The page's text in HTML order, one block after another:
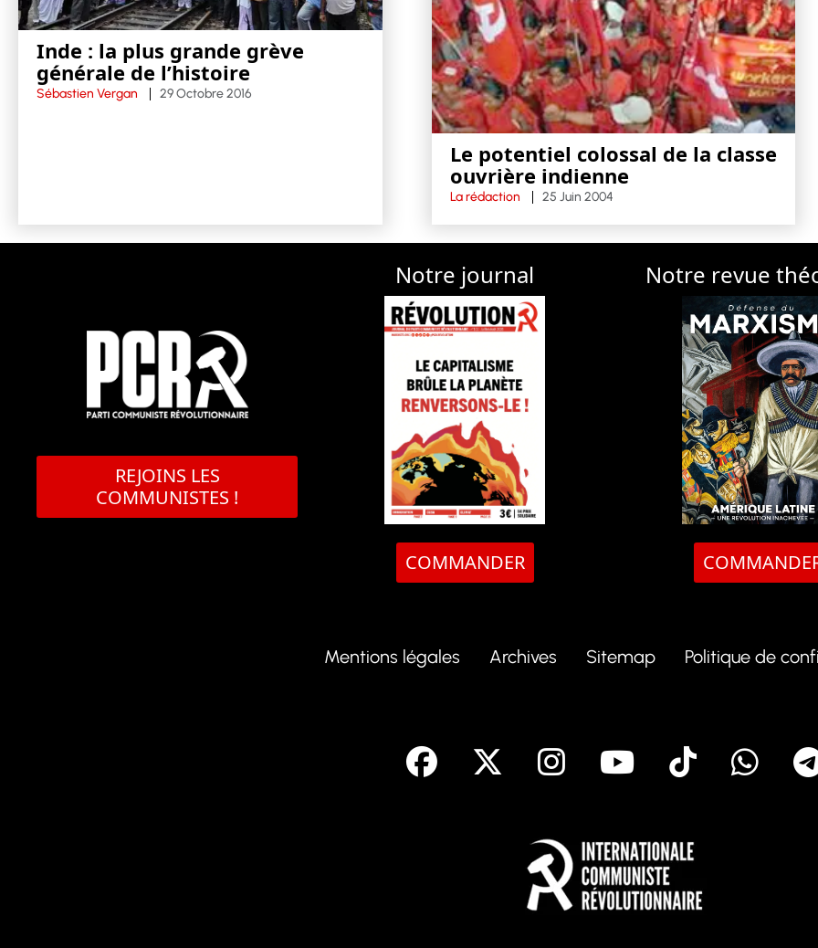
Inde : la plus grande grève
générale de l’histoire
Sébastien Vergan 29 Octobre 2016
Le potentiel colossal de la classe
ouvrière indienne
La rédaction 25 Juin 2004
REJOINS LES
COMMUNISTES !
Notre journal
COMMANDER
Notre revue
Mentions légales Archives Sitemap Politique de
facebook Instagram
YoutubeTik Tok